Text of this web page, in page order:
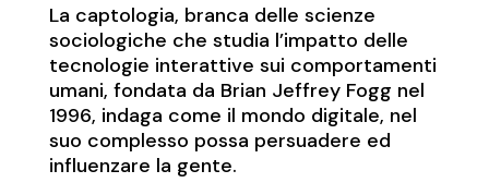
La captologia, branca delle scienze
sociologiche che studia l’impatto delle
tecnologie interattive sui comportamenti
umani, fondata da Brian Jeffrey Fogg nel
1996, indaga come il mondo digitale, nel
suo complesso possa persuadere ed
influenzare la gente.